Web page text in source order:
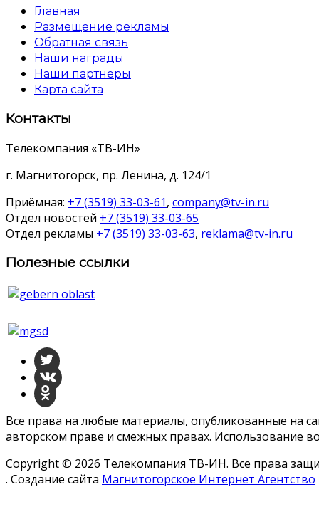
Главная
Размещение рекламы
Обратная связь
Наши награды
Наши партнеры
Карта сайта
Контакты
Телекомпания «ТВ-ИН»
г. Магнитогорск, пр. Ленина, д. 124/1
Приёмная: +7 (3519) 33-03-61, company@tv-in.ru
Отдел новостей +7 (3519) 33-03-65
Отдел рекламы +7 (3519) 33-03-63, reklama@tv-in.ru
Полезные ссылки
Все права на любые материалы, опубликованные на
авторском праве и смежных правах. Использование
Copyright © 2026 Телекомпания ТВ-ИН. Все права
. Создание сайта Магнитогорское Интернет Агентство